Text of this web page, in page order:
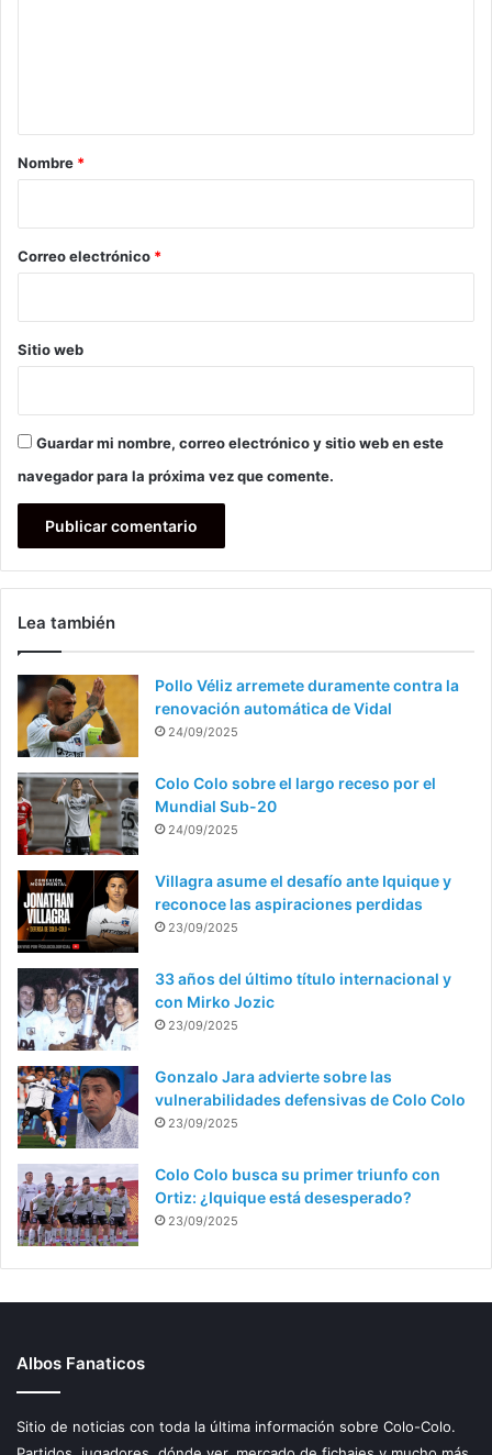
r
*
Nombre *
Correo electrónico *
Sitio web
Guardar mi nombre, correo electrónico y sitio web en este
navegador para la próxima vez que comente.
Lea también
Pollo Véliz arremete duramente contra la
renovación automática de Vidal
24/09/2025
Colo Colo sobre el largo receso por el
Mundial Sub-20
24/09/2025
Villagra asume el desafío ante Iquique y
reconoce las aspiraciones perdidas
23/09/2025
33 años del último título internacional y
con Mirko Jozic
23/09/2025
Gonzalo Jara advierte sobre las
vulnerabilidades defensivas de Colo Colo
23/09/2025
Colo Colo busca su primer triunfo con
Ortiz: ¿Iquique está desesperado?
23/09/2025
Albos Fanaticos
Sitio de noticias con toda la última información sobre Colo-Colo.